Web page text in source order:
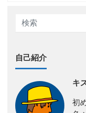
自己紹介
キ
初